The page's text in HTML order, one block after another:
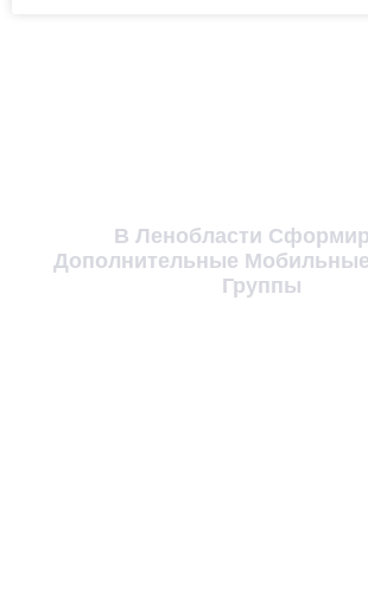
В Ленобласти
Дополнительные
Группы